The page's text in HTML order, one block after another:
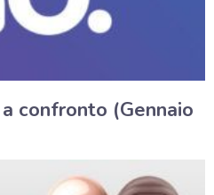
confronto (Gennaio